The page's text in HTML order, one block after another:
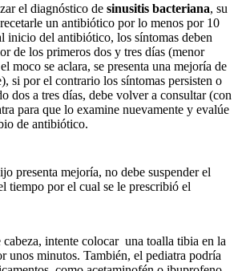
el diagnóstico de sinusitis bacteriana, su
un antibiótico por lo menos por 10
inicio del antibiótico, los síntomas deben
de los primeros dos y tres días (menor
moco se aclara, se presenta una mejoría de
si por el contrario los síntomas persisten o
dos a tres días, debe volver a consultar (con
para que lo examine nuevamente y evalúe
de antibiótico.
presenta mejoría, no debe suspender el
tiempo por el cual se le prescribió el
cabeza, intente colocar una toalla tibia en la
unos minutos. También, el pediatra podría